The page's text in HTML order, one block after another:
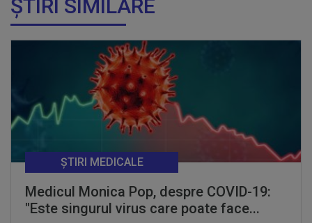
ȘTIRI SIMILARE
Medicul Monica Pop, despre COVID-19:
"Este singurul virus care poate face...
ȘTIRI MEDICALE